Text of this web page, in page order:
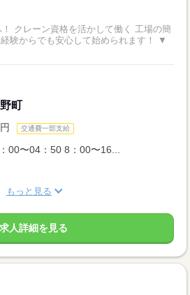
クレーン資格を活かして働く 工場の簡
験からでも安心して始められます！ ▼
町
交通費一部支給
00〜04：50 8：00〜16...
もっと見る
求人詳細を見る